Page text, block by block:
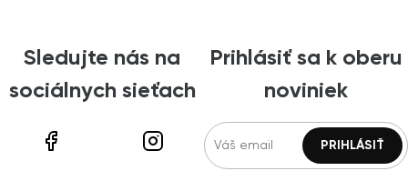
Sledujte nás na
sociálnych sieťach
Prihlásiť sa k oberu
noviniek